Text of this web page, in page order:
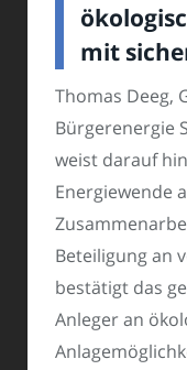
mit
Thomas Deeg,
Bürgerenergie
weist darauf
Energiewende
Beteiligung an
bestätigt das
Anleger an